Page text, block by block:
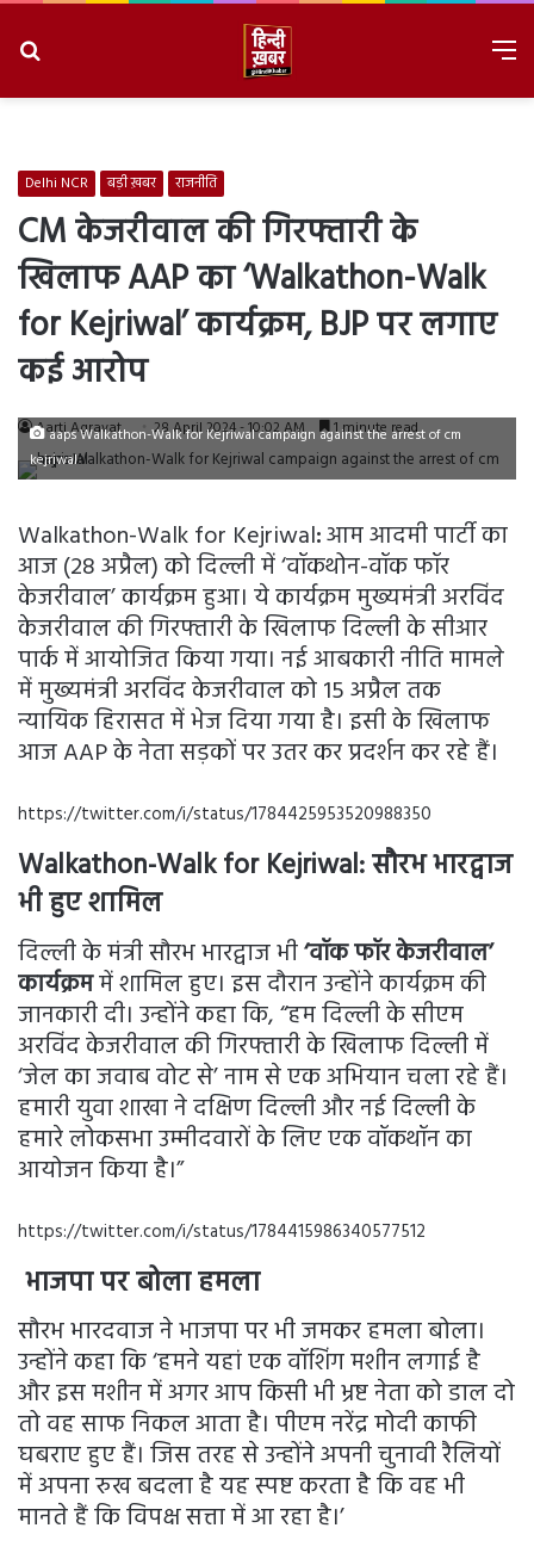
Delhi NCR बड़ी ख़बर राजनीति
CM केजरीवाल की गिरफ्तारी के
खिलाफ AAP का ‘Walkathon-Walk
for Kejriwal’ कार्यक्रम, BJP पर लगाए
कई आरोप
Aarti Agravat 28 April 2024 - 10:02 AM 1 minute read
aaps Walkathon-Walk for Kejriwal campaign against the arrest of cm
kejriwal
Walkathon-Walk for Kejriwal:आम आदमी पार्टी का
आज (28 अप्रैल) को दिल्ली में ‘वॉकथोन-वॉक फॉर
केजरीवाल’ कार्यक्रम हुआ। ये कार्यक्रम मुख्यमंत्री अरविंद
केजरीवाल की गिरफ्तारी के खिलाफ दिल्ली के सीआर
पार्क में आयोजित किया गया। नई आबकारी नीति मामले
में मुख्यमंत्री अरविंद केजरीवाल को 15 अप्रैल तक
न्यायिक हिरासत में भेज दिया गया है। इसी के खिलाफ
आज AAP के नेता सड़कों पर उतर कर प्रदर्शन कर रहे हैं।
https://twitter.com/i/status/1784425953520988350
Walkathon-Walk for Kejriwal:सौरभ भारद्वाज
भी हुए शामिल
दिल्ली के मंत्री सौरभ भारद्वाज भी‘वॉक फॉर केजरीवाल’
कार्यक्रममें शामिल हुए। इस दौरान उन्होंने कार्यक्रम की
जानकारी दी। उन्होंने कहा कि, “हम दिल्ली के सीएम
अरविंद केजरीवाल की गिरफ्तारी के खिलाफ दिल्ली में
‘जेल का जवाब वोट से’ नाम से एक अभियान चला रहे हैं।
हमारी युवा शाखा ने दक्षिण दिल्ली और नई दिल्ली के
हमारे लोकसभा उम्मीदवारों के लिए एक वॉकथॉन का
आयोजन किया है।”
https://twitter.com/i/status/1784415986340577512
भाजपा पर बोला हमला
सौरभ भारदवाज ने भाजपा पर भी जमकर हमला बोला।
उन्होंने कहा कि ‘हमने यहां एक वॉशिंग मशीन लगाई है
और इस मशीन में अगर आप किसी भी भ्रष्ट नेता को डाल दो
तो वह साफ निकल आता है। पीएम नरेंद्र मोदी काफी
घबराए हुए हैं। जिस तरह से उन्होंने अपनी चुनावी रैलियों
में अपना रुख बदला है यह स्पष्ट करता है कि वह भी
मानते हैं कि विपक्ष सत्ता में आ रहा है।’